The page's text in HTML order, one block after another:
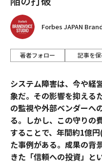
Forbes JAPAN
著者フォロー 記事を
システム障害は、今や経
象だ。その影響を抑える
の監視や外部ベンダーへ
る。しかし、この守りの
することで、年間約1億
た事例がある。成果の
きた「信頼への投資」と